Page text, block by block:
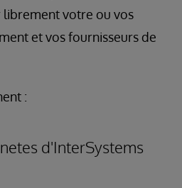
votre ou vos
et vos fournisseurs de
:
d'InterSystems